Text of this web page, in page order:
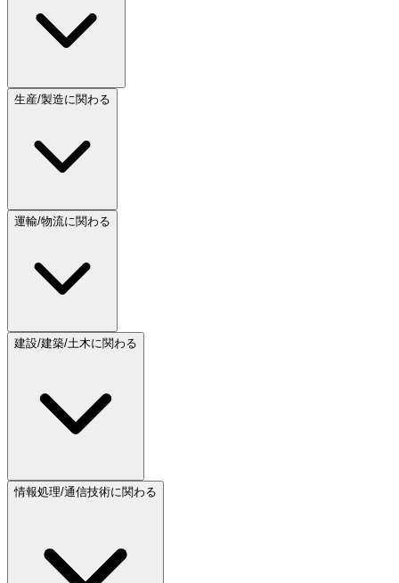
生産/製造に関わる
運輸/物流に関わる
建設/建築/土木に関わる
情報処理/通信技術に関わる